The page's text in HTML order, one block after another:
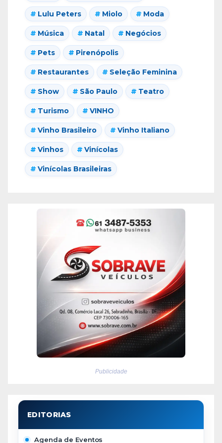
Lulu Peters Miolo Moda
Música Natal Negócios
Pets Pirenópolis
Restaurantes Seleção Feminina
Show São Paulo Teatro
Turismo VINHO
Vinho Brasileiro Vinho Italiano
Vinhos Vinícolas
Vinícolas Brasileiras
Publicidade
Agenda de Eventos